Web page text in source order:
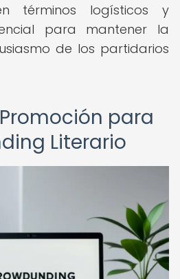
términos logísticos y
para mantener la
de los partidarios
para
Literario